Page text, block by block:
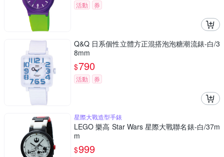
活動 券
Q&Q 日系個性立體方正混搭泡泡糖潮流錶-白/3
8mm
$790
活動 券
星際大戰造型手錶
LEGO 樂高 Star Wars 星際大戰聯名錶-白/37m
m
$999